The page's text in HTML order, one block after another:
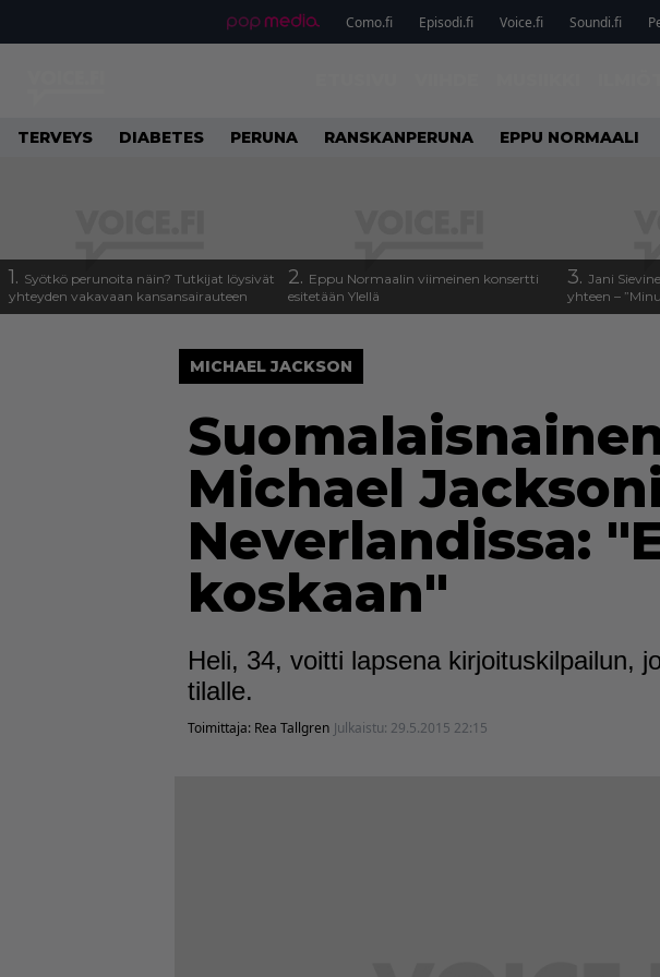
Como.fi Episodi.fi Voice.fi Soundi.fi
TERVEYS DIABETES PERUNA RANSKANPERUNA EPPU NORMAALI
1. Syötkö perunoita näin? Tutkijat löysivät
yhteyden vakavaan kansansairauteen
2. Eppu Normaalin viimeinen konsertti
esitetään Ylellä
3. Jani
yhteen –
MICHAEL JACKSON
Michael
Neverlandissa:
koskaan"
Heli, 34, voitti lapsena kirjoituskilpailun,
tilalle.
Toimittaja: Rea Tallgren Julkaistu: 29.5.2015 22:15